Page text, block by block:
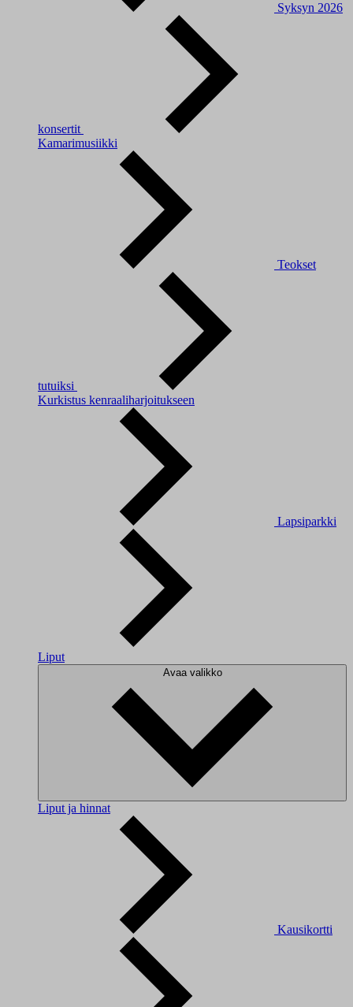
Syksyn 2026
konsertit
Kamarimusiikki
Teokset
tutuiksi
Kurkistus kenraaliharjoitukseen
Lapsiparkki
Liput
Avaa valikko
Liput ja hinnat
Kausikortti